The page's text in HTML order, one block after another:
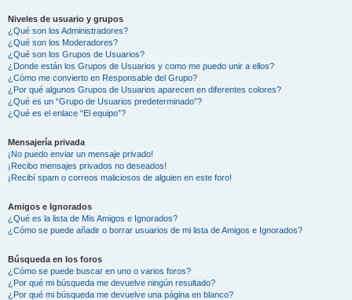
Niveles de usuario y grupos
¿Qué son los Administradores?
¿Qué son los Moderadores?
¿Qué son los Grupos de Usuarios?
¿Donde están los Grupos de Usuarios y como me puedo unir a ellos?
¿Cómo me convierto en Responsable del Grupo?
¿Por qué algunos Grupos de Usuarios aparecen en diferentes colores?
¿Qué es un “Grupo de Usuarios predeterminado”?
¿Qué es el enlace “El equipo”?
Mensajería privada
¡No puedo enviar un mensaje privado!
¡Recibo mensajes privados no deseados!
¡Recibí spam o correos maliciosos de alguien en este foro!
Amigos e Ignorados
¿Qué es la lista de Mis Amigos e Ignorados?
¿Cómo se puede añadir o borrar usuarios de mi lista de Amigos e Ignorados?
Búsqueda en los foros
¿Cómo se puede buscar en uno o varios foros?
¿Por qué mi búsqueda me devuelve ningún resultado?
¿Por qué mi búsqueda me devuelve una página en blanco?